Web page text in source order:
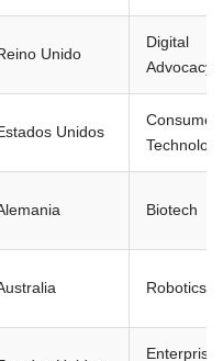
Unido
Digital
Advocacy
Unidos
Consumer
Biotech
Robotics
Enterprise